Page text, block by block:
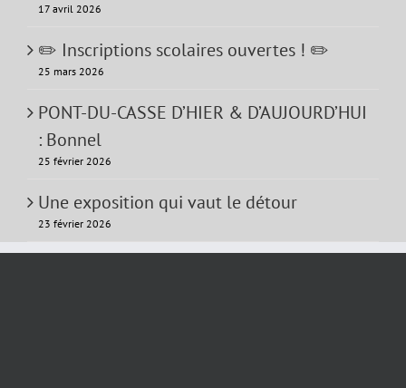
17 avril 2026
✏️ Inscriptions scolaires ouvertes ! ✏️
25 mars 2026
PONT-DU-CASSE D’HIER & D’AUJOURD’HUI
: Bonnel
25 février 2026
Une exposition qui vaut le détour
23 février 2026